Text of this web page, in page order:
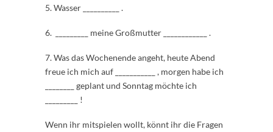
5. Wasser __________ .
6. _________ meine Großmutter ____________ .
7. Was das Wochenende angeht, heute Abend
freue ich mich auf ___________ , morgen habe ich
________ geplant und Sonntag möchte ich
_________ !
Wenn ihr mitspielen wollt, könnt ihr die Fragen